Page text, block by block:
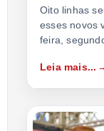
Oito linhas
esses novos
feira,
Leia mais...